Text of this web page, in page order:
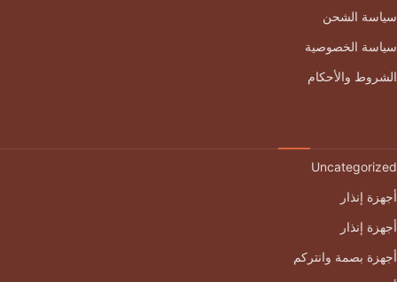
سياسة الشحن
سياسة الخصوصية
الشروط والأحكام
Uncategorized
أجهزة إنذار
أجهزة إنذار
أجهزة بصمة وانتركم